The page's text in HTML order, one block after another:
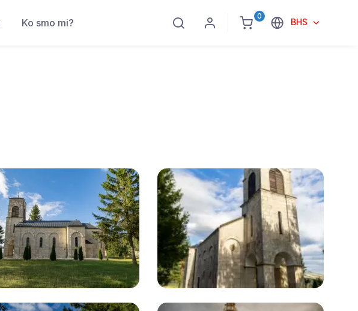
0
BHS
Ko smo mi?